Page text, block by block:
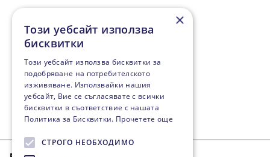
×
Този уебсайт използва
бисквитки
Този уебсайт използва бисквитки за
подобряване на потребителското
изживяване. Използвайки нашия
уебсайт, Вие се съгласявате с всички
бисквитки в съответствие с нашата
Политика за Бисквитки. Прочетете още
СТРОГО НЕОБХОДИМО